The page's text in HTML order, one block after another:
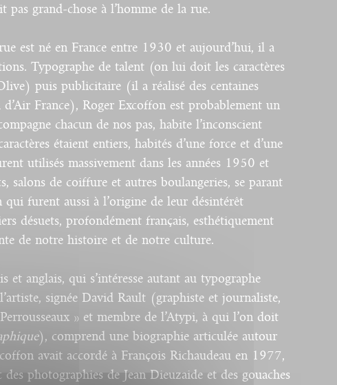
grand-chose à l’homme de la rue.
est né en France entre 1930 et aujourd’hui, il a
Typographe de talent (on lui doit les caractères
puis publicitaire (il a réalisé des centaines
d’Air France), Roger Excoffon est probablement un
chacun de nos pas, habite l’inconscient
étaient entiers, habités d’une force et d’une
utilisés massivement dans les années 1950 et
salons de coiffure et autres boulangeries, se parant
qui furent aussi à l’origine de leur désintérêt
désuets, profondément français, esthétiquement
de notre histoire et de notre culture.
et anglais, qui s’intéresse autant au typographe
signée David Rault (graphiste et journaliste,
» et membre de l’Atypi, à qui l’on doit
), comprend une biographie articulée autour
avait accordé à François Richaudeau en 1977,
photographies de Jean Dieuzaide et des gouaches